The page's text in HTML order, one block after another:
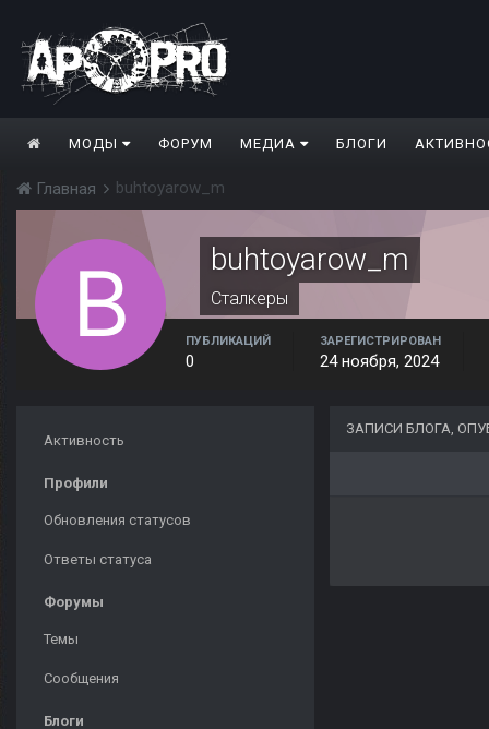
МОДЫ ФОРУМ МЕДИА БЛОГИ
Главная buhtoyarow_m
buhtoyarow_m
Сталкеры
ПУБЛИКАЦИЙ
0
ЗАРЕГИСТРИРОВАН
24 ноября, 2024
Активность
Профили
Обновления статусов
Ответы статуса
Форумы
Темы
Сообщения
Блоги
ЗАПИСИ БЛОГА,